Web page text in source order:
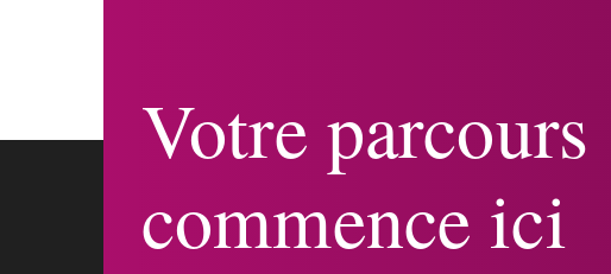
Votre parcours
commence ici